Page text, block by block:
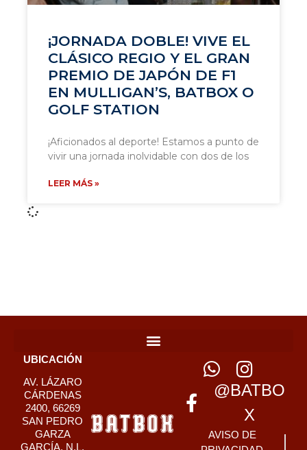
¡JORNADA DOBLE! VIVE EL
CLÁSICO REGIO Y EL GRAN
PREMIO DE JAPÓN DE F1
EN MULLIGAN’S, BATBOX O
GOLF STATION
¡Aficionados al deporte! Estamos a punto de
vivir una jornada inolvidable con dos de los
LEER MÁS »
UBICACIÓN
AV. LÁZARO
CÁRDENAS
2400, 66269
SAN PEDRO
GARZA
GARCÍA, N.L.
@BATBO
X
AVISO DE